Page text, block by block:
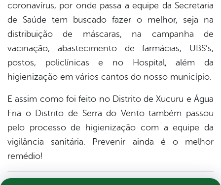
coronavírus, por onde passa a equipe da Secretaria
de Saúde tem buscado fazer o melhor, seja na
distribuição de máscaras, na campanha de
vacinação, abastecimento de farmácias, UBS’s,
postos, policlínicas e no Hospital, além da
higienização em vários cantos do nosso município.
E assim como foi feito no Distrito de Xucuru e Água
Fria o Distrito de Serra do Vento também passou
pelo processo de higienização com a equipe da
vigilância sanitária. Prevenir ainda é o melhor
remédio!